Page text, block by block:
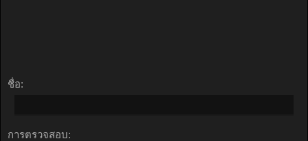
ชื่อ:
การตรวจสอบ: